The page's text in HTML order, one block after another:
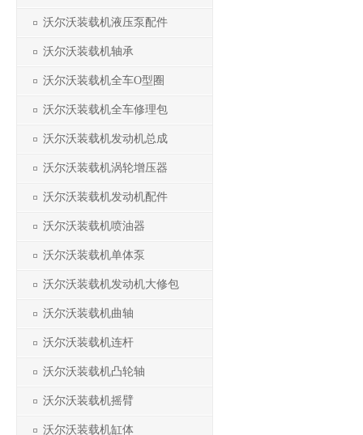
沃尔沃装载机液压泵配件
沃尔沃装载机轴承
沃尔沃装载机全车O型圈
沃尔沃装载机全车修理包
沃尔沃装载机发动机总成
沃尔沃装载机涡轮增压器
沃尔沃装载机发动机配件
沃尔沃装载机喷油器
沃尔沃装载机单体泵
沃尔沃装载机发动机大修包
沃尔沃装载机曲轴
沃尔沃装载机连杆
沃尔沃装载机凸轮轴
沃尔沃装载机摇臂
沃尔沃装载机缸体